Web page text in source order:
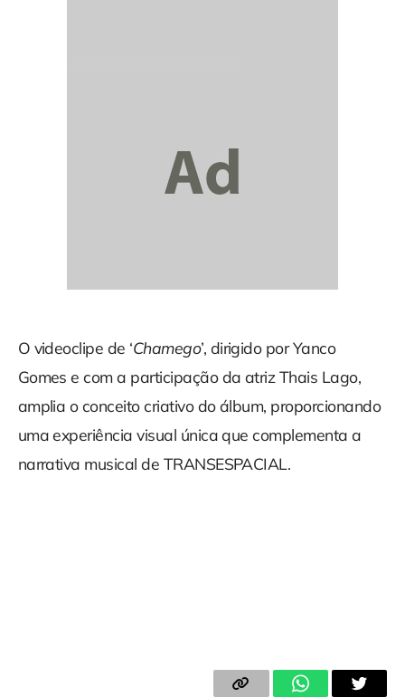
O videoclipe de ‘Chamego’, dirigido por Yanco
Gomes e com a participação da atriz Thais Lago,
amplia o conceito criativo do álbum, proporcionando
uma experiência visual única que complementa a
narrativa musical de TRANSESPACIAL.